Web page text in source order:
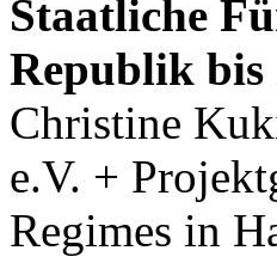
Staatliche
Republik bis
Christine
e.V. +
Regimes in